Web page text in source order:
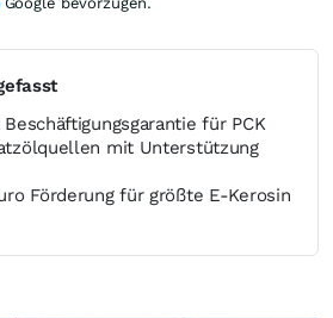
für PCK
mit Unterstützung
Förderung für größte E-Kerosin